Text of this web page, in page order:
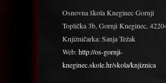
Osnovna škola Kneginec Gornji
Toplička 3b, Gornji Kneginec,
Knjižničarka: Sanja Težak
Web:http://os-gornji-
kneginec.skole.hr/skola/knjiznica